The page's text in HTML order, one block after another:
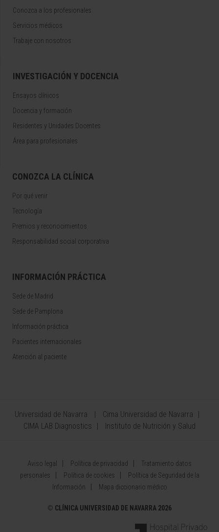
Conozca a los profesionales
Servicios médicos
Trabaje con nosotros
INVESTIGACIÓN Y DOCENCIA
Ensayos clínicos
Docencia y formación
Residentes y Unidades Docentes
Área para profesionales
CONOZCA LA CLÍNICA
Por qué venir
Tecnología
Premios y reconocimientos
Responsabilidad social corporativa
INFORMACIÓN PRÁCTICA
Sede de Madrid
Sede de Pamplona
Información práctica
Pacientes internacionales
Atención al paciente
Universidad de Navarra
Cima Universidad de Navarra
CIMA LAB Diagnostics
Instituto de Nutrición y Salud
Aviso legal Política de privacidad
Tratamiento datos
personales
Política de cookies
Política de Seguridad de la
Información
Mapa diccionario médico
© CLÍNICA UNIVERSIDAD DE NAVARRA 2026